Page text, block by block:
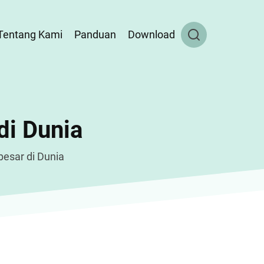
Kami Panduan Download
Dunia
di Dunia